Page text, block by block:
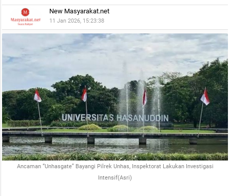
New Masyarakat.net
11 Jan 2026, 15:23:38
Ancaman “Unhasgate” Bayangi Pilrek Unhas, Inspektorat Lakukan Investigasi
Intensif(Asri)